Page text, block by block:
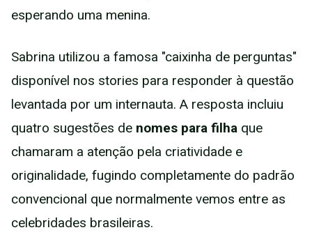
esperando uma menina.
Sabrina utilizou a famosa "caixinha de perguntas"
disponível nos stories para responder à questão
levantada por um internauta. A resposta incluiu
quatro sugestões de nomes para filha que
chamaram a atenção pela criatividade e
originalidade, fugindo completamente do padrão
convencional que normalmente vemos entre as
celebridades brasileiras.